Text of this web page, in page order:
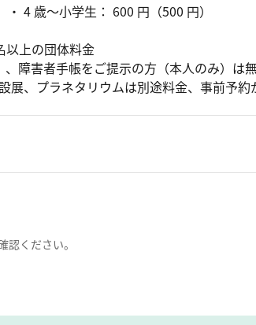
4 歳～小学生： 600 円（500 円）
上の団体料金
障害者手帳をご提示の方（本人のみ）は無
展、プラネタリウムは別途料金、事前予約
ください。